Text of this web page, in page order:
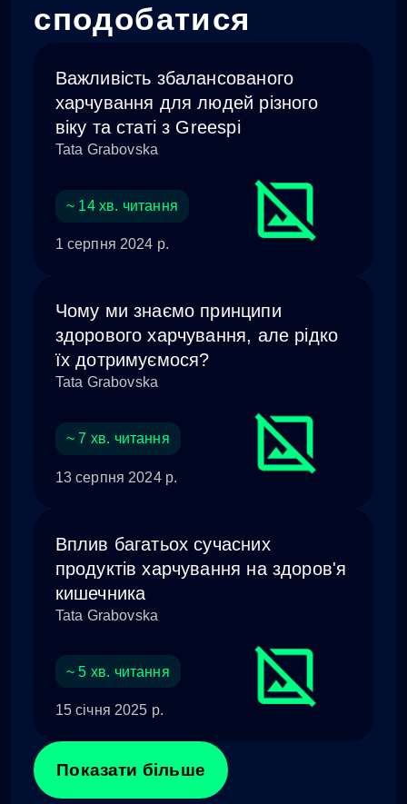
сподобатися
Важливість збалансованого
харчування для людей різного
віку та статі з Greespi
Tata Grabovska
~ 14 хв. читання
1 серпня 2024 р.
Чому ми знаємо принципи
здорового харчування, але рідко
їх дотримуємося?
Tata Grabovska
~ 7 хв. читання
13 серпня 2024 р.
Вплив багатьох сучасних
продуктів харчування на здоров'я
кишечника
Tata Grabovska
~ 5 хв. читання
15 січня 2025 р.
Показати більше